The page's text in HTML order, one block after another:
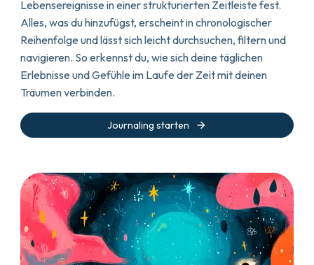
Lebensereignisse in einer strukturierten Zeitleiste fest.
Alles, was du hinzufügst, erscheint in chronologischer
Reihenfolge und lässt sich leicht durchsuchen, filtern und
navigieren. So erkennst du, wie sich deine täglichen
Erlebnisse und Gefühle im Laufe der Zeit mit deinen
Träumen verbinden.
Journaling starten arrow_forward